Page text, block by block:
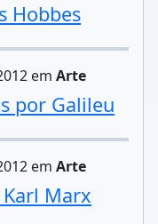
Hobbes
em Arte
por Galileu
em Arte
Marx